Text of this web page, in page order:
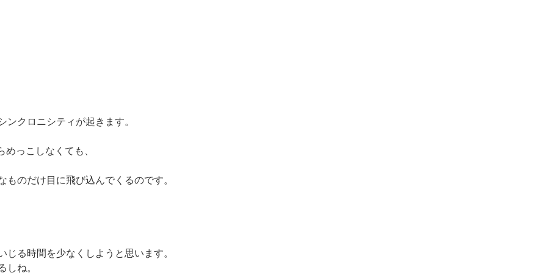
クロニシティが起きます。
っこしなくても、
のだけ目に飛び込んでくるのです。
る時間を少なくしようと思います。
しね。